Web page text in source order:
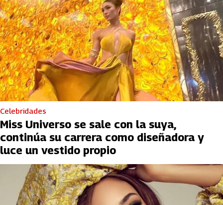
Celebridades
Miss Universo se sale con la suya,
continúa su carrera como diseñadora y
luce un vestido propio